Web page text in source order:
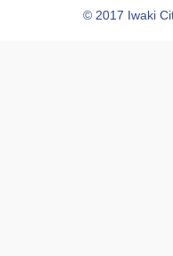
© 2017 Iwaki